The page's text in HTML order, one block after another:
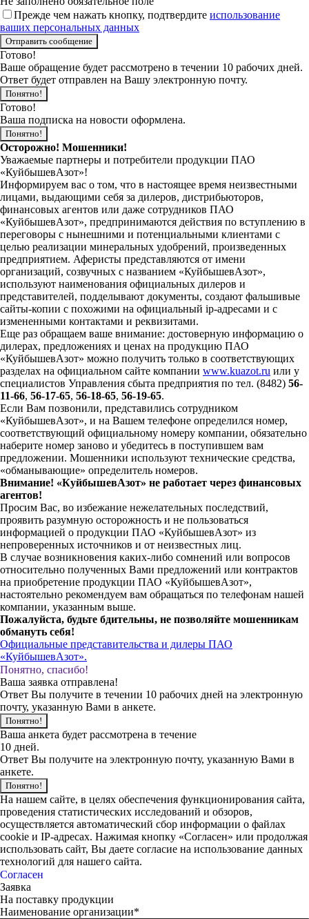
Прежде чем нажать кнопку, подтвердите использование
ваших персональных данных
Готово!
Ваше обращение будет рассмотрено в течении 10 рабочих дней.
Ответ будет отправлен на Вашу электронную почту.
Понятно!
Готово!
Ваша подписка на новости оформлена.
Понятно!
Осторожно! Мошенники!
Уважаемые партнеры и потребители продукции ПАО
«КуйбышевАзот»!
Информируем вас о том, что в настоящее время неизвестными
лицами, выдающими себя за дилеров, дистрибьюторов,
финансовых агентов или даже сотрудников ПАО
«КуйбышевАзот», предпринимаются действия по вступлению в
переговоры с нынешними и потенциальными клиентами с
целью реализации минеральных удобрений, произведенных
предприятием. Аферисты представляются от имени
организаций, созвучных с названием «КуйбышевАзот»,
используют наименования официальных дилеров и
представителей, подделывают документы, создают фальшивые
сайты-копии с похожими на официальный ip-адресами и с
измененными контактами и реквизитами.
Еще раз обращаем ваше внимание: достоверную информацию о
дилерах, предложениях и ценах на продукцию ПАО
«КуйбышевАзот» можно получить только в соответствующих
разделах на официальном сайте компании www.kuazot.ru или у
специалистов Управления сбыта предприятия по тел. (8482) 56-
11-66, 56-17-65, 56-18-65, 56-19-65.
Если Вам позвонили, представились сотрудником
«КуйбышевАзот», и на Вашем телефоне определился номер,
соответствующий официальному номеру компании, обязательно
наберите номер заново и убедитесь в поступившем вам
предложении. Мошенники используют технические средства,
«обманывающие» определитель номеров.
Внимание! «КуйбышевАзот» не работает через финансовых
агентов!
Просим Вас, во избежание нежелательных последствий,
проявить разумную осторожность и не пользоваться
информацией о продукции ПАО «КуйбышевАзот» из
непроверенных источников и от неизвестных лиц.
В случае возникновения каких-либо сомнений или вопросов
относительно полученных Вами предложений или контрактов
на приобретение продукции ПАО «КуйбышевАзот»,
настоятельно рекомендуем вам обращаться по телефонам нашей
компании, указанным выше.
Пожалуйста, будьте бдительны, не позволяйте мошенникам
обмануть себя!
Официальные представительства и дилеры ПАО
«КуйбышевАзот».
Понятно, спасибо!
Ваша заявка отправлена!
Ответ Вы получите в течении 10 рабочих дней на электронную
почту, указанную Вами в анкете.
Понятно!
Ваша анкета будет рассмотрена в течение
10 дней.
Ответ Вы получите на электронную почту, указанную Вами в
анкете.
Понятно!
На нашем сайте, в целях обеспечения функционирования сайта,
проведения статистических исследований и обзоров,
осуществляется автоматический сбор информации о файлах
cookie и IP-адресах. Нажимая кнопку «Согласен» или продолжая
использовать сайт, Вы даете согласие на использование данных
технологий для нашего сайта.
Согласен
Заявка
На поставку продукции
Наименование организации*